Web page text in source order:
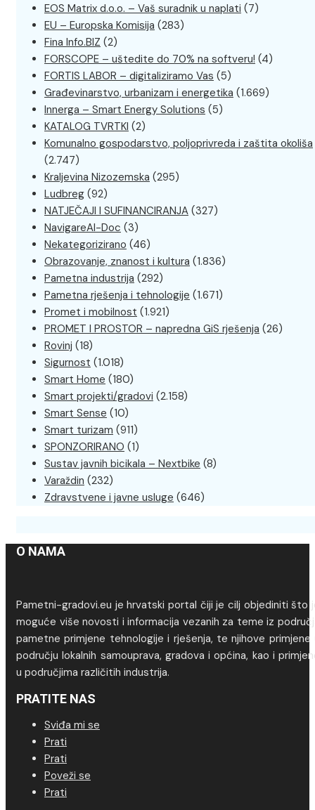
EOS Matrix d.o.o. – Vaš suradnik u naplati (7)
EU – Europska Komisija (283)
Fina Info.BIZ (2)
FORSCOPE – uštedite do 70% na softveru! (4)
FORTIS LABOR – digitaliziramo Vas (5)
Građevinarstvo, urbanizam i energetika (1.669)
Innerga – Smart Energy Solutions (5)
KATALOG TVRTKI (2)
Komunalno gospodarstvo, poljoprivreda i zaštita okoliša
(2.747)
Kraljevina Nizozemska (295)
Ludbreg (92)
NATJEČAJI I SUFINANCIRANJA (327)
NavigareAI-Doc (3)
Nekategorizirano (46)
Obrazovanje, znanost i kultura (1.836)
Pametna industrija (292)
Pametna rješenja i tehnologije (1.671)
Promet i mobilnost (1.921)
PROMET I PROSTOR – napredna GiS rješenja (26)
Rovinj (18)
Sigurnost (1.018)
Smart Home (180)
Smart projekti/gradovi (2.158)
Smart Sense (10)
Smart turizam (911)
SPONZORIRANO (1)
Sustav javnih bicikala – Nextbike (8)
Varaždin (232)
Zdravstvene i javne usluge (646)
O NAMA
Pametni-gradovi.eu je hrvatski portal čiji je cilj objediniti što
moguće više novosti i informacija vezanih za teme iz
pametne primjene tehnologije i rješenja, te njihove primjene
području lokalnih samouprava, gradova i općina, kao i
u područjima različitih industrija.
PRATITE NAS
Sviđa mi se
Prati
Prati
Poveži se
Prati